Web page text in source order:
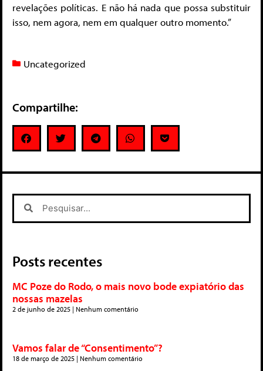
revelações políticas. E não há nada que possa substituir
isso, nem agora, nem em qualquer outro momento.”
Uncategorized
Compartilhe:
Posts recentes
MC Poze do Rodo, o mais novo bode expiatório das
nossas mazelas
2 de junho de 2025 Nenhum comentário
Vamos falar de “Consentimento”?
18 de março de 2025 Nenhum comentário